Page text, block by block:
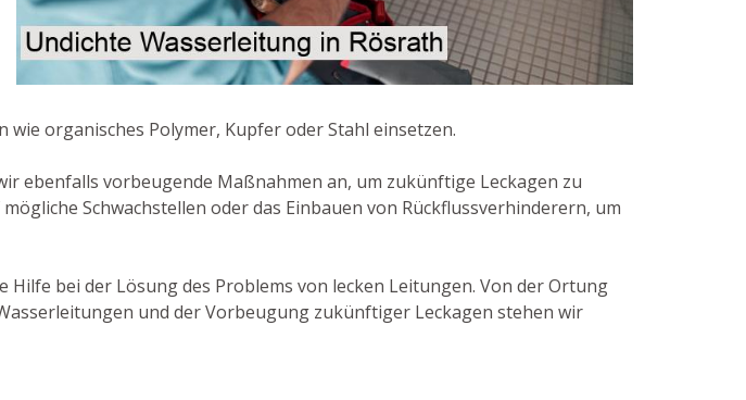
organisches Polymer, Kupfer oder Stahl einsetzen.
ebenfalls vorbeugende Maßnahmen an, um zukünftige Leckagen zu
Schwachstellen oder das Einbauen von Rückflussverhinderern, um
bei der Lösung des Problems von lecken Leitungen. Von der Ortung
und der Vorbeugung zukünftiger Leckagen stehen wir